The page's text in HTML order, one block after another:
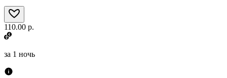
110.00 р.
за 1 ночь